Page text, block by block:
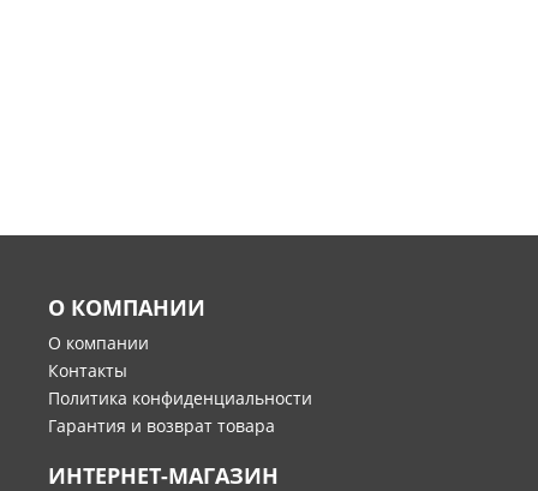
О КОМПАНИИ
О компании
Контакты
Политика конфиденциальности
Гарантия и возврат товара
ИНТЕРНЕТ-МАГАЗИН